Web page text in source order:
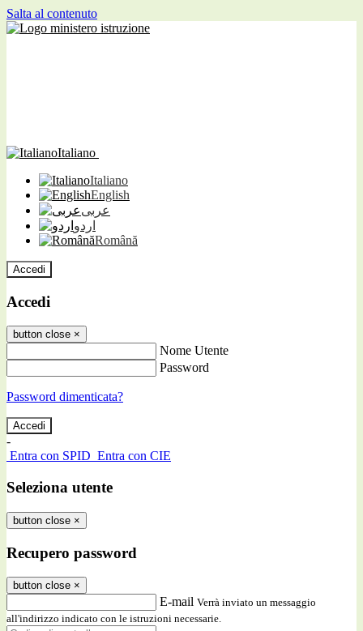
Salta al contenuto
Italiano
Italiano
English
عربى
اردو
Română
Accedi
Accedi
button close ×
Nome Utente
Password
Password dimenticata?
-
Entra con SPID Entra con CIE
Seleziona utente
button close ×
Recupero password
button close ×
E-mail Verrà inviato un messaggio
all'indirizzo indicato con le istruzioni necessarie.